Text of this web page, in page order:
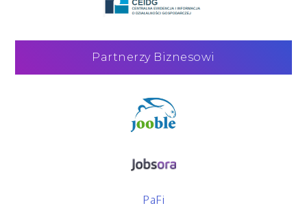
Partnerzy Biznesowi
PaFi